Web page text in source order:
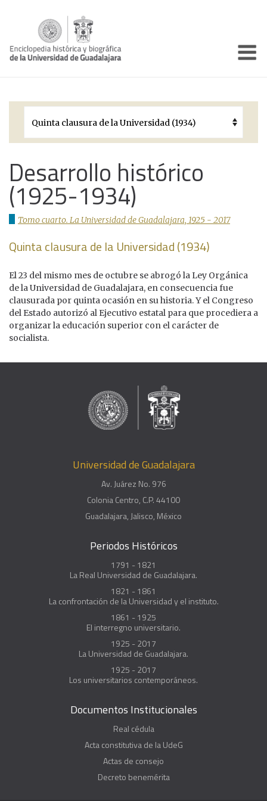
Períodos Históricos
Galería
Documentos institucionales
Desarrollo histórico
(1925-1934)
Tomo cuarto. La Universidad de Guadalajara, 1925 - 2017
Quinta clausura de la Universidad (1934)
El 23 del mismo mes de octubre se abrogó la Ley Orgánica
de la Universidad de Guadalajara, en consecuencia fue
clausurada por quinta ocasión en su historia. Y el Congreso
del Estado autorizó al Ejecutivo estatal para que procediera a
organizar la educación superior con el carácter de
socialista.
Universidad de Guadalajara
Av. Juárez No. 976
Colonia Centro, C.P. 44100
Guadalajara, Jalisco, México
Periodos Históricos
1791 - 1821
La Real Universidad de Guadalajara.
1821 - 1861
La confrontación de la Universidad y el instituto.
1861 - 1925
El interregno universitario.
1925 - 2017
La Universidad de Guadalajara.
1925 - 2017
Los universitarios contemporáneos.
Documentos Institucionales
Real cédula
Acta constitutiva de la UdeG
Actas de consejo
Decreto benemérita